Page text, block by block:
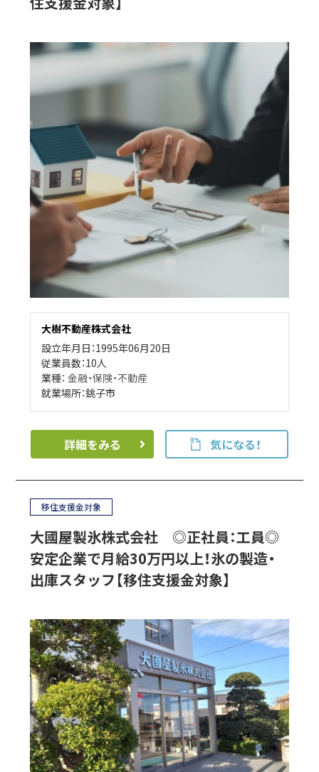
大樹不動産株式会社
設立年月日：1995年06月20日
従業員数：10人
業種：金融・保険・不動産
就業場所：銚子市
詳細をみる 気になる！
移住支援金対象
大國屋製氷株式会社 ◎正社員：工員◎
安定企業で月給30万円以上！氷の製造・
出庫スタッフ【移住支援金対象】